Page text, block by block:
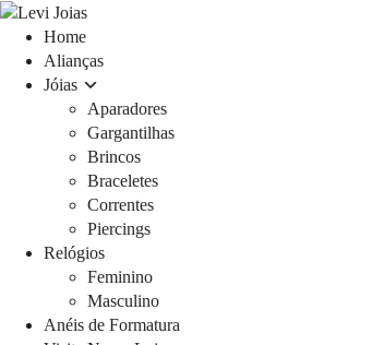
Home
Alianças
Jóias
Aparadores
Gargantilhas
Brincos
Braceletes
Correntes
Piercings
Relógios
Feminino
Masculino
Anéis de Formatura